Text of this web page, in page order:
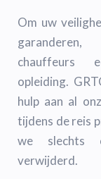
Om uw
chauffeurs
opleiding.
hulp aan al
tijdens de reis
we slechts
verwijderd.